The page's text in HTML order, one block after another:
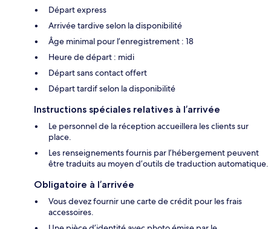
Départ express
Arrivée tardive selon la disponibilité
Âge minimal pour l’enregistrement : 18
Heure de départ : midi
Départ sans contact offert
Départ tardif selon la disponibilité
Instructions spéciales relatives à l’arrivée
Le personnel de la réception accueillera les clients sur
place.
Les renseignements fournis par l’hébergement peuvent
être traduits au moyen d’outils de traduction automatique.
Obligatoire à l’arrivée
Vous devez fournir une carte de crédit pour les frais
accessoires.